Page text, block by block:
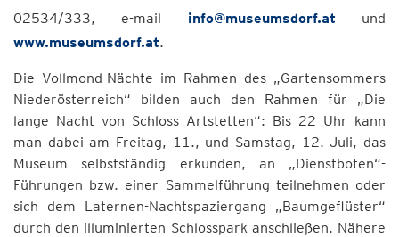
02534/333, e-mail info@museumsdorf.at und
www.museumsdorf.at.
Die Vollmond-Nächte im Rahmen des „Gartensommers
Niederösterreich“ bilden auch den Rahmen für „Die
lange Nacht von Schloss Artstetten“: Bis 22 Uhr kann
man dabei am Freitag, 11., und Samstag, 12. Juli, das
Museum selbstständig erkunden, an „Dienstboten“-
Führungen bzw. einer Sammelführung teilnehmen oder
sich dem Laternen-Nachtspaziergang „Baumgeflüster“
durch den illuminierten Schlosspark anschließen. Nähere